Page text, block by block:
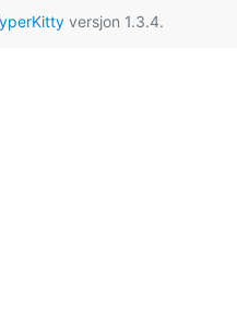
versjon 1.3.4.